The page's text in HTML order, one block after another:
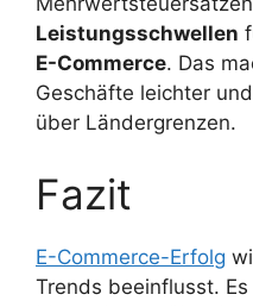
Leistungsschwellen
E-Commerce. Das
Geschäfte leichter
über Ländergrenzen.
Fazit
E-Commerce-Erfolg
Trends beeinflusst.